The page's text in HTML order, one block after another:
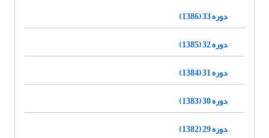
دوره 33 (1386)
دوره 32 (1385)
دوره 31 (1384)
دوره 30 (1383)
دوره 29 (1382)